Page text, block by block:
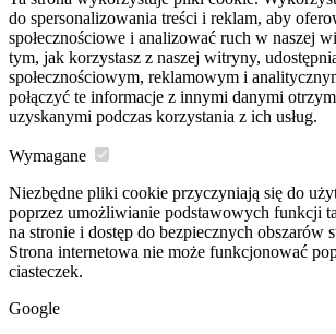
do spersonalizowania treści i reklam, aby
społecznościowe i analizować ruch w naszej
tym, jak korzystasz z naszej witryny,
społecznościowym, reklamowym i
połączyć te informacje z innymi danymi
uzyskanymi podczas korzystania z ich usług.
Wymagane
Niezbędne pliki cookie przyczyniają się do
poprzez umożliwianie podstawowych funkcji
na stronie i dostęp do bezpiecznych obszarów
Strona internetowa nie może funkcjonować
ciasteczek.
Google